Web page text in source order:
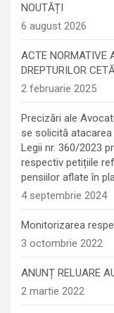
NOUTĂȚI
6 august 2026
ACTE NORMATIVE
DREPTURILOR
2 februarie 2025
Precizări ale
se solicită
Legii nr. 360/2023
respectiv petițiile
pensiilor aflate în
4 septembrie 2024
Monitorizarea
3 octombrie 2022
ANUNȚ RELUARE
2 martie 2022